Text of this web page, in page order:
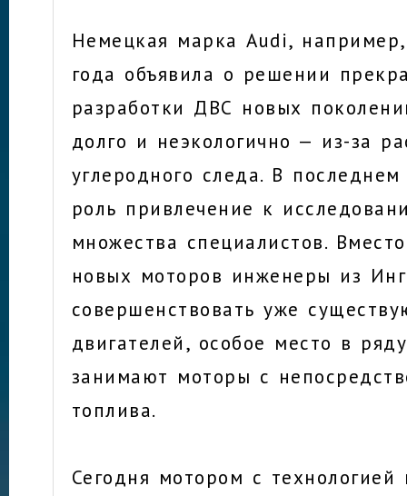
Немецкая марка Audi,
года объявила о решении
разработки ДВС новых
долго и неэкологично — из-за
углеродного следа. В
роль привлечение к
множества специалистов.
новых моторов инженеры из
совершенствовать уже
двигателей, особое место в
занимают моторы с
топлива.
Сегодня мотором с